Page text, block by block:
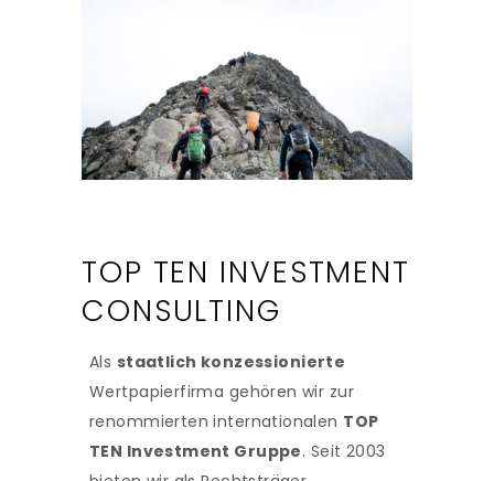
TOP TEN INVESTMENT
CONSULTING
Als staatlich konzessionierte
Wertpapierfirma gehören wir zur
renommierten internationalen TOP
TEN Investment Gruppe. Seit 2003